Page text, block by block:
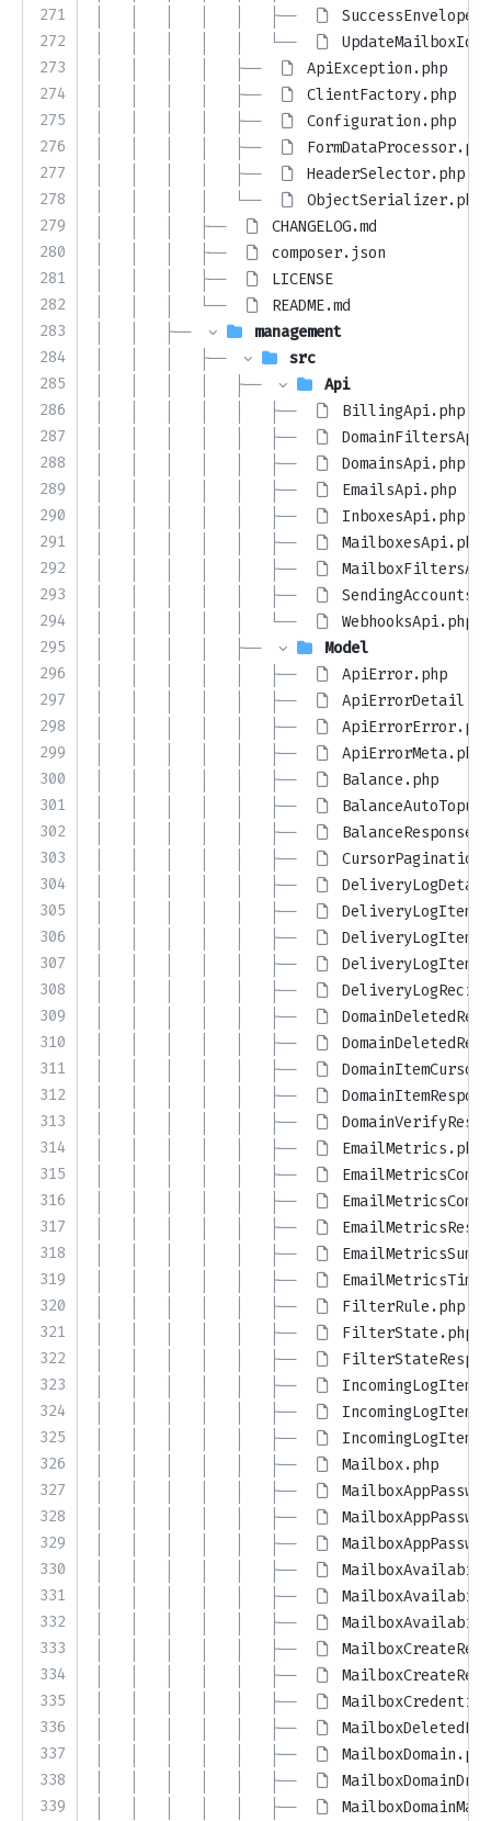
271
272
273
274
275
276
277
278
279
280
281
282
283
284
285
286
287
288
289
290
291
292
293
294
295
296
297
298
299
300
301
302
303
304
305
306
307
308
309
310
311
312
313
314
315
316
317
318
319
320
321
322
323
324
325
326
327
328
329
330
331
332
333
334
335
336
337
338
339
│   │   │   │   │   ├──
│   │   │   │   │   └──
│   │   │   │   ├──
ApiException.php
│   │   │   │   ├──
ClientFactory.php
│   │   │   │   ├──
Configuration.php
│   │   │   │   ├──
FormDataProcessor.php
│   │   │   │   ├──
HeaderSelector.php
│   │   │   │   └──
ObjectSerializer.php
│   │   │   ├──
CHANGELOG.md
│   │   │   ├──
composer.json
│   │   │   ├──
LICENSE
│   │   │   └──
README.md
│   │   ├──
management
│   │   │   ├──
src
│   │   │   │   ├──
Api
│   │   │   │   │   ├──
BillingApi.php
│   │   │   │   │   ├──
│   │   │   │   │   ├──
DomainsApi.php
│   │   │   │   │   ├──
EmailsApi.php
│   │   │   │   │   ├──
InboxesApi.php
│   │   │   │   │   ├──
MailboxesApi.php
│   │   │   │   │   ├──
│   │   │   │   │   ├──
│   │   │   │   │   └──
WebhooksApi.php
│   │   │   │   ├──
Model
│   │   │   │   │   ├──
ApiError.php
│   │   │   │   │   ├──
│   │   │   │   │   ├──
ApiErrorError.php
│   │   │   │   │   ├──
ApiErrorMeta.php
│   │   │   │   │   ├──
Balance.php
│   │   │   │   │   ├──
│   │   │   │   │   ├──
│   │   │   │   │   ├──
│   │   │   │   │   ├──
│   │   │   │   │   ├──
│   │   │   │   │   ├──
│   │   │   │   │   ├──
│   │   │   │   │   ├──
│   │   │   │   │   ├──
│   │   │   │   │   ├──
│   │   │   │   │   ├──
│   │   │   │   │   ├──
│   │   │   │   │   ├──
│   │   │   │   │   ├──
EmailMetrics.php
│   │   │   │   │   ├──
│   │   │   │   │   ├──
│   │   │   │   │   ├──
│   │   │   │   │   ├──
│   │   │   │   │   ├──
│   │   │   │   │   ├──
FilterRule.php
│   │   │   │   │   ├──
FilterState.php
│   │   │   │   │   ├──
│   │   │   │   │   ├──
│   │   │   │   │   ├──
│   │   │   │   │   ├──
│   │   │   │   │   ├──
Mailbox.php
│   │   │   │   │   ├──
│   │   │   │   │   ├──
│   │   │   │   │   ├──
│   │   │   │   │   ├──
│   │   │   │   │   ├──
│   │   │   │   │   ├──
│   │   │   │   │   ├──
│   │   │   │   │   ├──
│   │   │   │   │   ├──
│   │   │   │   │   ├──
│   │   │   │   │   ├──
MailboxDomain.php
│   │   │   │   │   ├──
│   │   │   │   │   ├──